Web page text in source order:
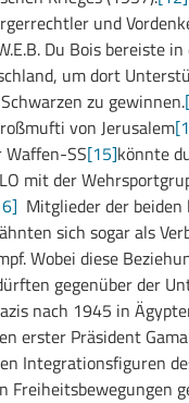
und
Du Bois bereiste
um dort
zu gewinnen.
von Jerusalem
Waffen-SS[15]könnte
mit der
Mitglieder der
sich sogar als
Wobei diese
gegenüber der
nach 1945 in
erster Präsident
Integrationsfiguren
Freiheitsbewegungen